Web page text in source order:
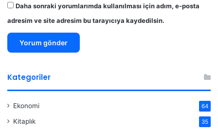
Daha sonraki yorumlarımda kullanılması için adım, e-posta
adresim ve site adresim bu tarayıcıya kaydedilsin.
Kategoriler
Ekonomi 64
Kitaplık 35